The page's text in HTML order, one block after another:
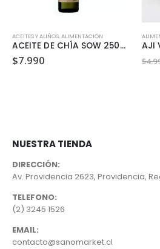
ACEITES Y ALIÑOS,ALIMENTACIÓN
ACEITE DE CHÍA SOW 250ML
$7.990 $
NUESTRA TIENDA
DIRECCIÓN:
Av. Providencia 2623, Providencia,
TELEFONO:
(2) 3245 1526
EMAIL:
contacto@sanomarket.cl